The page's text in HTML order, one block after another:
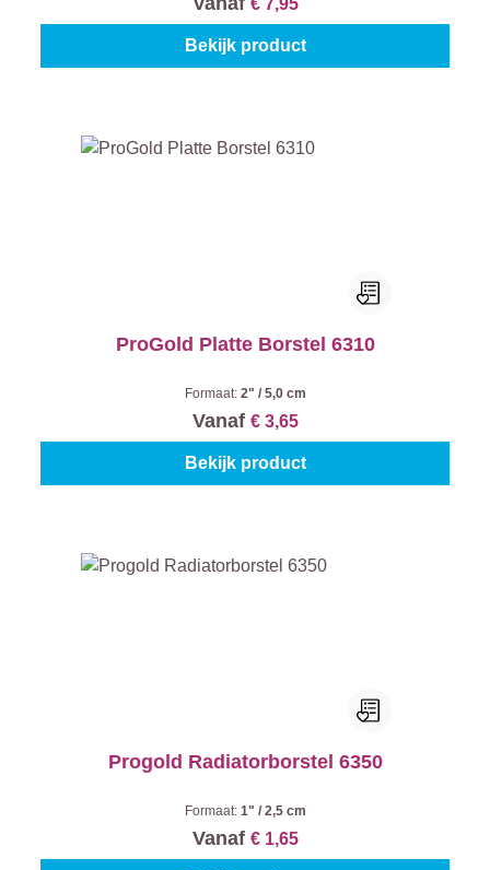
€ 7,95
Bekijk product
ProGold Platte Borstel 6310
Formaat: 2" / 5,0 cm
Vanaf € 3,65
Bekijk product
Progold Radiatorborstel 6350
Formaat: 1" / 2,5 cm
Vanaf € 1,65